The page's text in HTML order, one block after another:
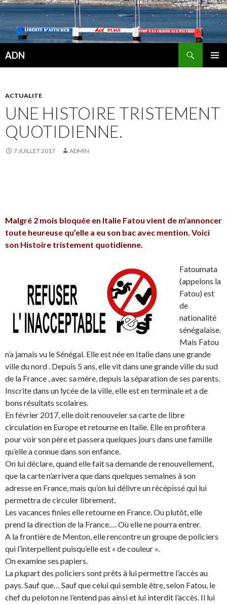
ADN
ACTUALITE
UNE HISTOIRE TRISTEMENT
QUOTIDIENNE.
7 JUILLET 2017 ADMIN
Malgré 2 mois bloquée en Italie Fatou vient de m’annoncer
toute heureuse qu’elle a eu son bac avec mention. Voici
son Histoire tristement quotidienne.
Fatoumata
(appelons la
Fatou) est
de
nationalité
sénégalaise.
Mais Fatou
n’a jamais vu le Sénégal. Elle est née en Italie dans une grande
ville du nord . Depuis 5 ans, elle vit dans une grande ville du sud
de la France , avec sa mère, depuis la séparation de ses parents.
Inscrite dans un lycée de la ville, elle est en terminale et a de
bons résultats scolaires.
En février 2017, elle doit renouveler sa carte de libre
circulation en Europe et retourne en Italie. Elle en profitera
pour voir son père et passera quelques jours dans une famille
qu’elle a connue dans son enfance.
On lui déclare, quand elle fait sa demande de renouvellement,
que la carte n’arrivera que dans quelques semaines à son
adresse en France, mais qu’on lui délivre un récépissé qui lui
permettra de circuler librement.
Les vacances finies elle retourne en France. Ou plutôt, elle
prend la direction de la France…. Où elle ne pourra entrer.
A la frontière de Menton, elle rencontre un groupe de policiers
qui l’interpellent puisqu’elle est « de couleur ».
On examine ses papiers.
La plupart des policiers sont prêts à lui permettre l’accès au
pays. Sauf que… Sauf que celui qui semble être, selon Fatou, le
chef du peloton ne l’entend pas ainsi et lui interdit l’accès. Il lui